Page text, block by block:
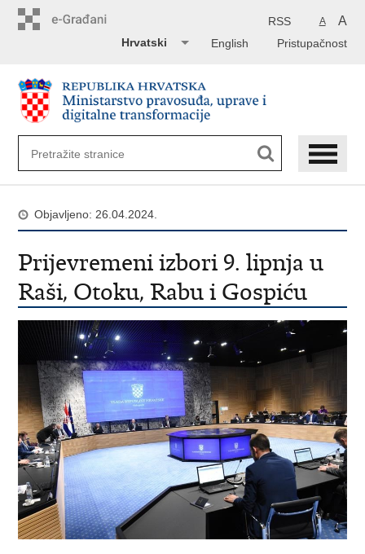
A A
RSS
Pristupačnost
English
Hrvatski
Objavljeno: 26.04.2024.
Prijevremeni izbori 9. lipnja u
Raši, Otoku, Rabu i Gospiću